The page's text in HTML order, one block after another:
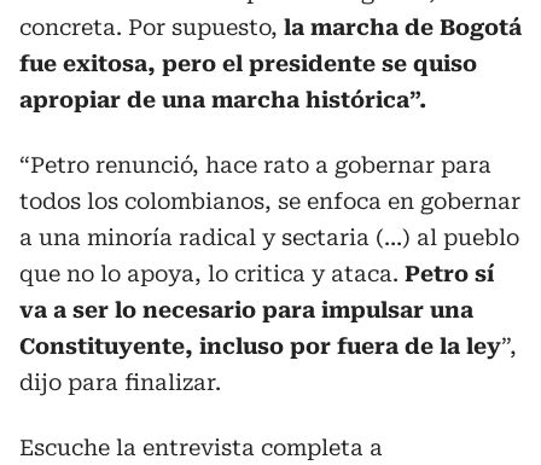
concreta. Por supuesto, la marcha de Bogotá
fue exitosa, pero el presidente se quiso
apropiar de una marcha histórica”.
“Petro renunció, hace rato a gobernar para
todos los colombianos, se enfoca en gobernar
a una minoría radical y sectaria (…) al pueblo
que no lo apoya, lo critica y ataca. Petro sí
va a ser lo necesario para impulsar una
Constituyente, incluso por fuera de la ley”,
dijo para finalizar.
Escuche la entrevista completa a